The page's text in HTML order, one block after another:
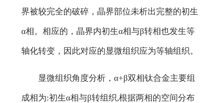
界被较完全的破碎，晶界部位未析出完整的初生
α相。相应的，晶界内初生α相与β转相也发生等
轴化转变，因此对应的显微组织应为等轴组织。
显微组织角度分析，α+β双相钛合金主要组
成相为:初生α相与β转组织,根据两相的空间分布